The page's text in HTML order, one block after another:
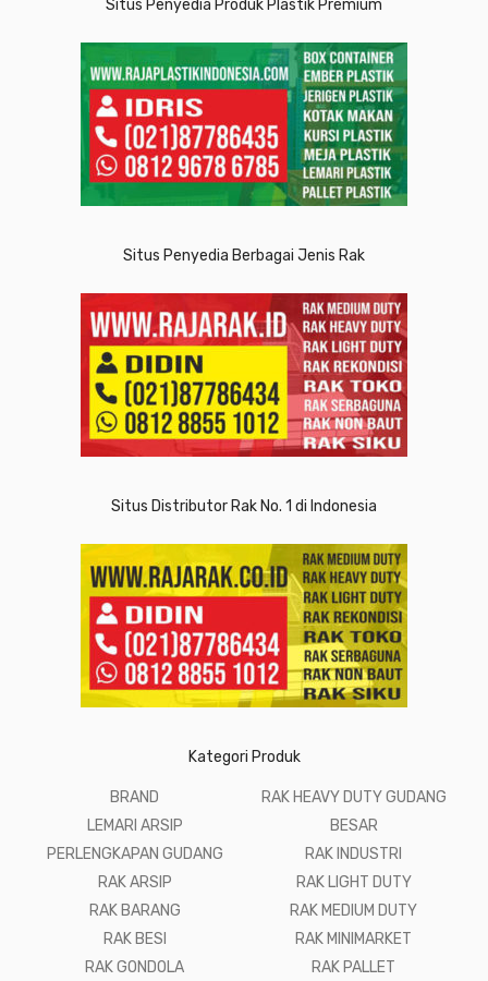
Situs Penyedia Produk Plastik Premium
Situs Penyedia Berbagai Jenis Rak
Situs Distributor Rak No. 1 di Indonesia
Kategori Produk
BRAND
LEMARI ARSIP
PERLENGKAPAN GUDANG
RAK ARSIP
RAK BARANG
RAK BESI
RAK GONDOLA
RAK HEAVY DUTY GUDANG
BESAR
RAK INDUSTRI
RAK LIGHT DUTY
RAK MEDIUM DUTY
RAK MINIMARKET
RAK PALLET